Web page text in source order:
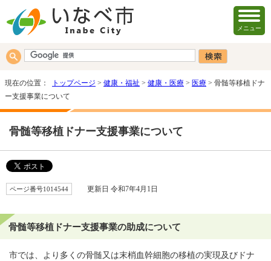
メニュー
現在の位置： トップページ > 健康・福祉 > 健康・医療 > 医療 > 骨髄等移植ドナ
ー支援事業について
骨髄等移植ドナー支援事業について
ページ番号1014544 更新日 令和7年4月1日
骨髄等移植ドナー支援事業の助成について
市では、より多くの骨髄又は末梢血幹細胞の移植の実現及びドナ